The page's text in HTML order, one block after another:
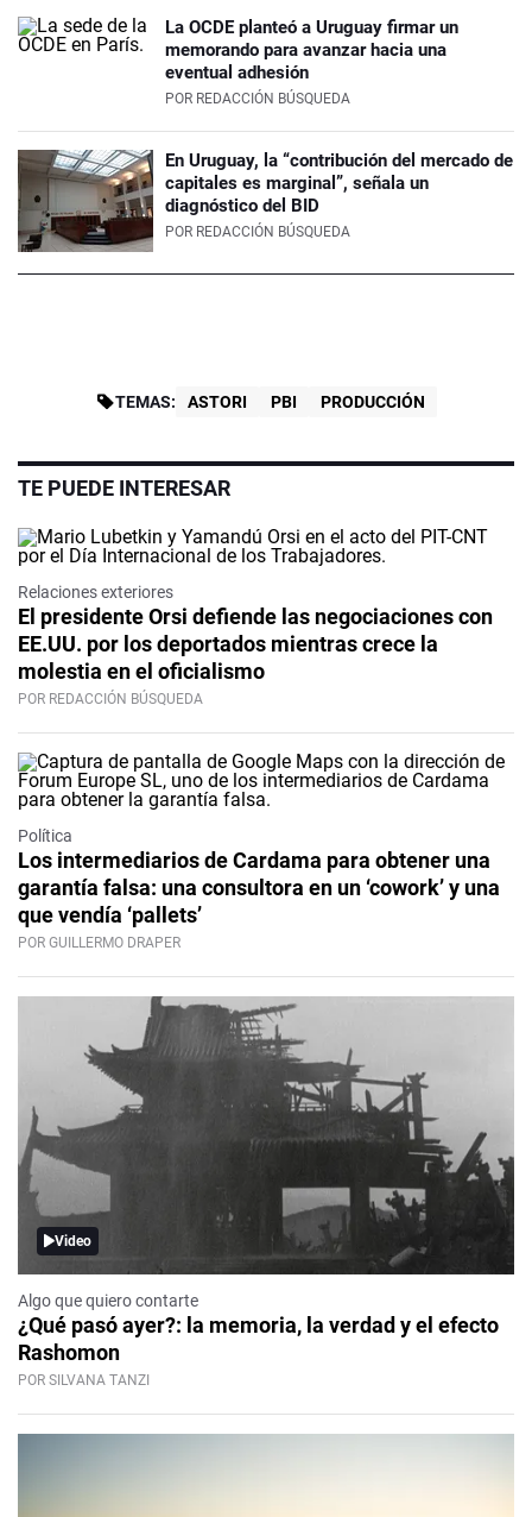
La OCDE planteó a Uruguay firmar un
memorando para avanzar hacia una
eventual adhesión
POR REDACCIÓN BÚSQUEDA
En Uruguay, la “contribución del mercado de
capitales es marginal”, señala un
diagnóstico del BID
POR REDACCIÓN BÚSQUEDA
TEMAS: ASTORI PBI PRODUCCIÓN
TE PUEDE INTERESAR
Relaciones exteriores
El presidente Orsi defiende las negociaciones con
EE.UU. por los deportados mientras crece la
molestia en el oficialismo
POR REDACCIÓN BÚSQUEDA
Política
Los intermediarios de Cardama para obtener una
garantía falsa: una consultora en un ‘cowork’ y una
que vendía ‘pallets’
POR GUILLERMO DRAPER
Video
Algo que quiero contarte
¿Qué pasó ayer?: la memoria, la verdad y el efecto
Rashomon
POR SILVANA TANZI